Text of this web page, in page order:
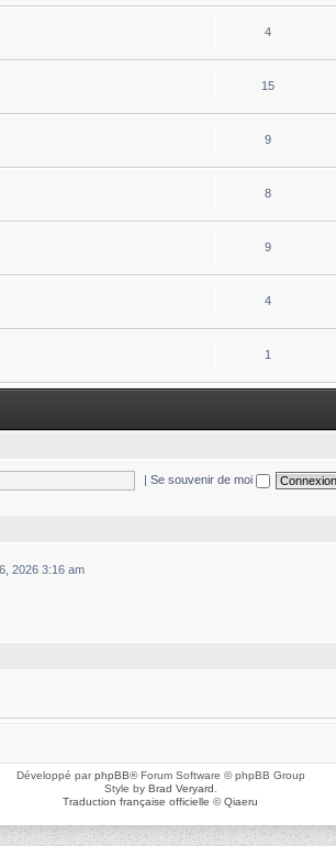
4
15
9
8
9
4
1
|Se souvenir de moi
2026 3:16 am
Développé parphpBB® Forum Software © phpBB Group
Style by Brad Veryard
Traduction française officielle ©Qiaeru